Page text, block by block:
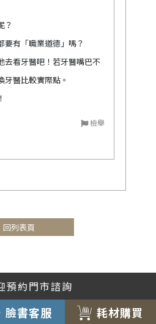
？
要有「職業道德」嗎？
去看牙醫吧！若牙醫嘴巴不
牙醫比較實際點。
檢舉
回列表頁
預約門市諮詢
臉書客服 耗材購買